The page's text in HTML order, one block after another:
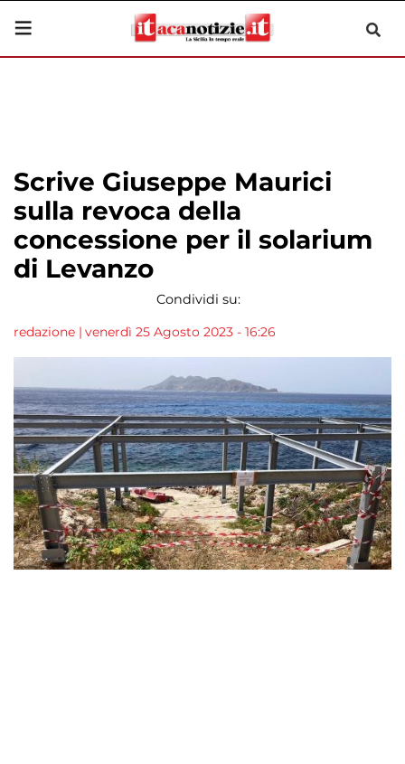
Scrive Giuseppe Maurici
sulla revoca della
concessione per il solarium
di Levanzo
Condividi su:
redazione | venerdì 25 Agosto 2023 - 16:26